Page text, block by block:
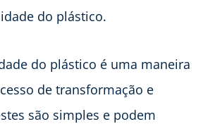
do plástico.
do plástico é uma maneira
de transformação e
são simples e podem